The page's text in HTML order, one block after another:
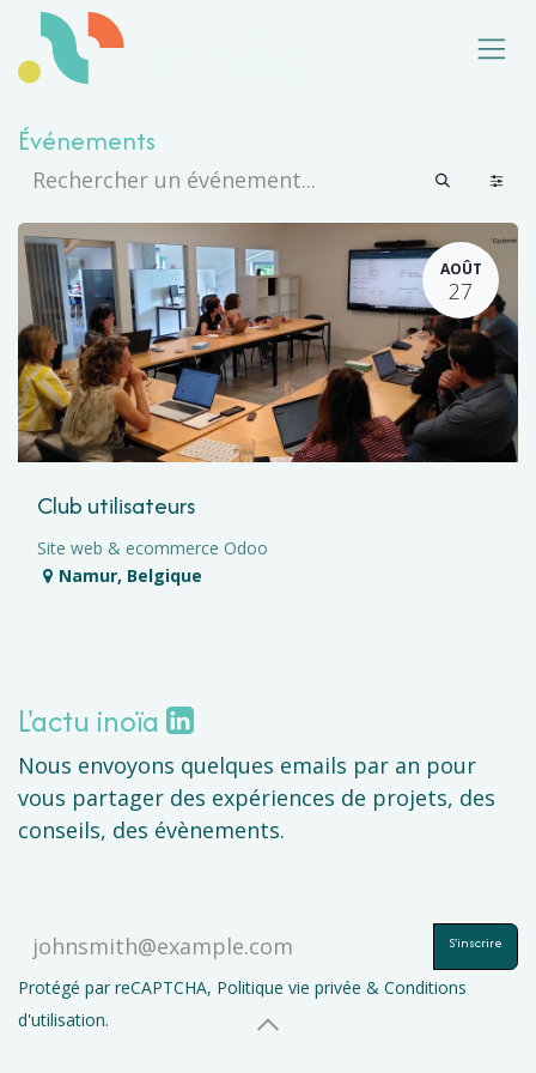
Se rendre au contenu
Événements
AOÛT
27
Club utilisateurs
Site web & ecommerce Odoo
Namur, Belgique
L'actu inoïa
Nous envoyons quelques emails par an pour
vous partager des expériences de projets, des
conseils, des évènements.
S'inscrire
Protégé par reCAPTCHA, Politique vie privée & Conditions
d'utilisation.